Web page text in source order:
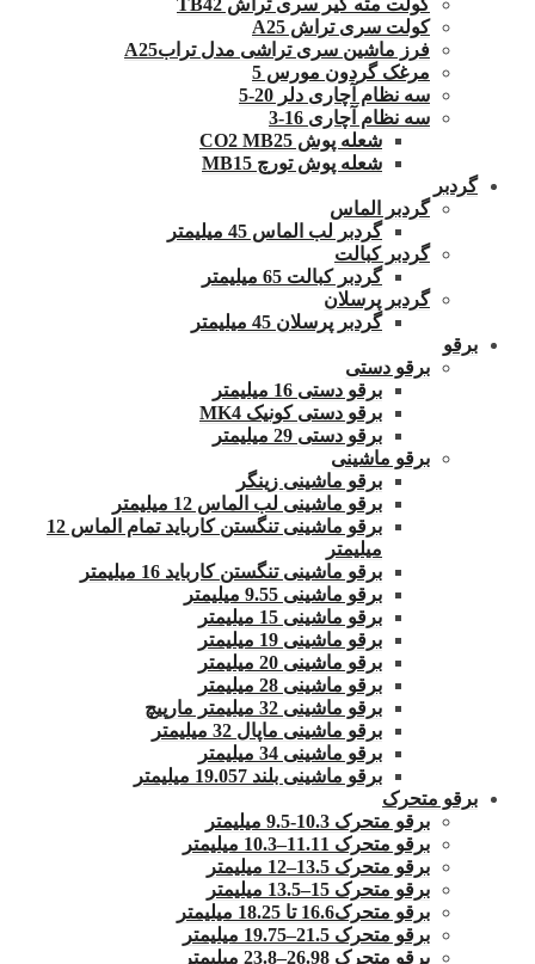
کولت مته گیر سری تراش TB42
کولت سری تراش A25
فرز ماشین سری تراشی مدل ترابA25
مرغک گردون مورس 5
سه نظام آچاری دلر 20-5
سه نظام آچاری 16-3
شعله پوش CO2 MB25
شعله پوش تورچ MB15
گردبر
گردبر الماس
گردبر لب الماس 45 میلیمتر
گردبر کبالت
گردبر کبالت 65 میلیمتر
گردبر پرسلان
گردبر پرسلان 45 میلیمتر
برقو
برقو دستی
برقو دستی 16 میلیمتر
برقو دستی کونیک MK4
برقو دستی 29 میلیمتر
برقو ماشینی
برقو ماشینی زینگر
برقو ماشینی لب الماس 12 میلیمتر
برقو ماشینی تنگستن کارباید تمام الماس 12
میلیمتر
برقو ماشینی تنگستن کارباید 16 میلیمتر
برقو ماشینی 9.55 میلیمتر
برقو ماشینی 15 میلیمتر
برقو ماشینی 19 میلیمتر
برقو ماشینی 20 میلیمتر
برقو ماشینی 28 میلیمتر
برقو ماشینی 32 میلیمتر مارپیچ
برقو ماشینی ماپال 32 میلیمتر
برقو ماشینی 34 میلیمتر
برقو ماشینی بلند 19.057 میلیمتر
برقو متحرک
برقو متحرک 10.3-9.5 میلیمتر
برقو متحرک 11.11–10.3 میلیمتر
برقو متحرک 13.5–12 میلیمتر
برقو متحرک 15–13.5 میلیمتر
برقو متحرک16.6 تا 18.25 میلیمتر
برقو متحرک 21.5–19.75 میلیمتر
برقو متحرک 26.98–23.8 میلیمتر